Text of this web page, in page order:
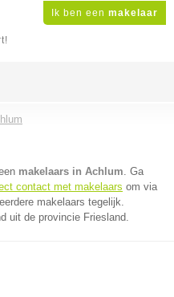
Ik ben een makelaar
makelaars in Achlum. Ga
contact met makelaars om via
makelaars tegelijk.
uit de provincie Friesland.